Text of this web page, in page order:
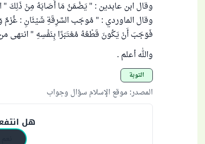
وقال ابن عابدين : " يَضْمَنُ مَا أَصَابَهُ مِنْ ذَلِكَ "
وقال الماوردي : " مُوجَب السَّرِقَةِ شَيْئَانِ :
فَوَجَبَ أَنْ يَكُونَ قَطْعُهُ مُعْتَبَرًا بِنَفْسِهِ " انتهى من "
والله أعلم .
التوبة
المصدر: موقع الإسلام سؤال وجواب
هل